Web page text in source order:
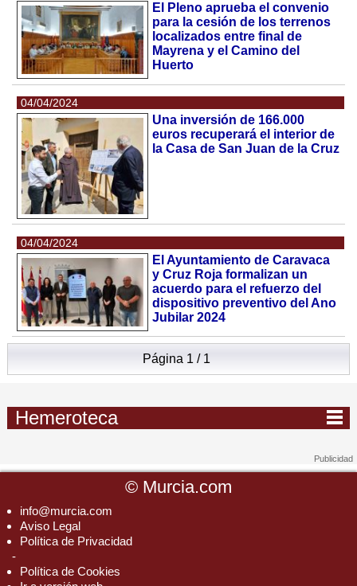
El Pleno aprueba el convenio
para la cesión de los terrenos
localizados entre final de
Mayrena y el Camino del
Huerto
04/04/2024
Una inversión de 166.000
euros recuperará el interior de
la Casa de San Juan de la Cruz
04/04/2024
El Ayuntamiento de Caravaca
y Cruz Roja formalizan un
acuerdo para el refuerzo del
dispositivo preventivo del Ano
Jubilar 2024
Página 1 / 1
Hemeroteca
© Murcia.com
info@murcia.com
Aviso Legal
Política de Privacidad
-
Política de Cookies